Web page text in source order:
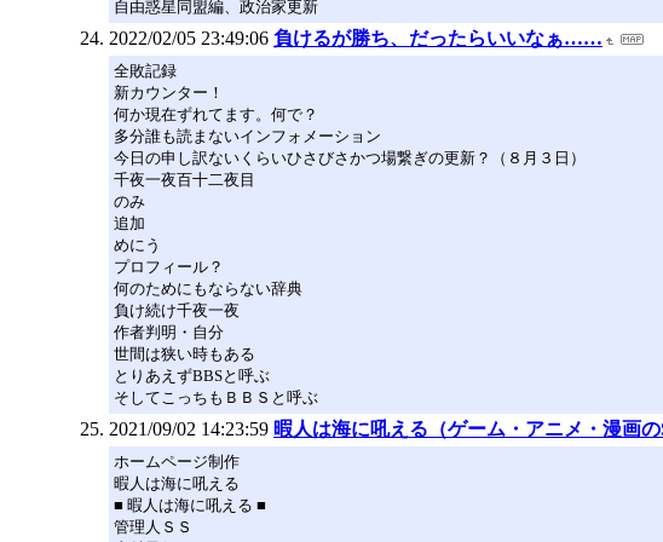
自由惑星同盟編、政治家更新
2022/02/05 23:49:06 負けるが勝ち、だったらいいなぁ……
全敗記録
新カウンター！
何か現在ずれてます。何で？
多分誰も読まないインフォメーション
今日の申し訳ないくらいひさびさかつ場繋ぎの更新？（８月３日）
千夜一夜百十二夜目
のみ
追加
めにう
プロフィール？
何のためにもならない辞典
負け続け千夜一夜
作者判明・自分
世間は狭い時もある
とりあえずBBSと呼ぶ
そしてこっちもＢＢＳと呼ぶ
2021/09/02 14:23:59 暇人は海に吼える（ゲーム・アニメ・漫画の
ホームページ制作
暇人は海に吼える
■ 暇人は海に吼える ■
管理人ＳＳ